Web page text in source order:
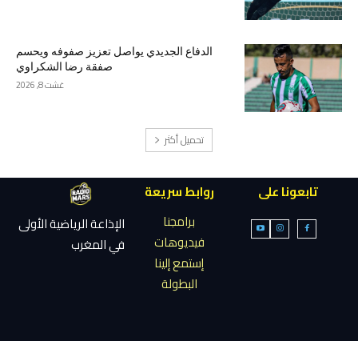
الدفاع الجديدي يواصل تعزيز صفوفه ويحسم
صفقة رضا الشكراوي
غشت 8, 2026
تحميل أكثر
تابعونا على
روابط سريعة
برامجنا
فيديوهات
إستمع إلينا
البطولة
الإذاعة الرياضية الأولى
في المغرب